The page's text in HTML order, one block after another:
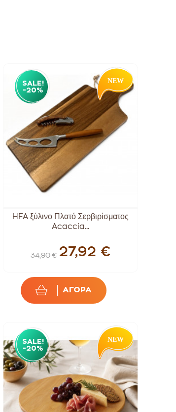
SALE!
-20%
HFA ξύλινο Πλατό Σερβιρίσματος
Acaccia...
34,90 € 27,92 €
ΑΓΟΡΑ
SALE!
-20%